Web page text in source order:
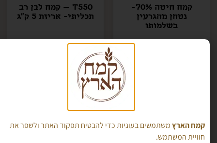
קמח חיטה 70%-
נטחן מהגרעין
בשלמותו
₪10.00
T550 – קמח לבן רב
תכליתי- אריזת 5 ק"ג
₪45.00
קמח הארץמשתמשים בעוגיות כדי להבטיח תפקוד האתר ולשפר את
חוויית המשתמש.